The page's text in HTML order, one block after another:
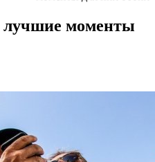
моменты